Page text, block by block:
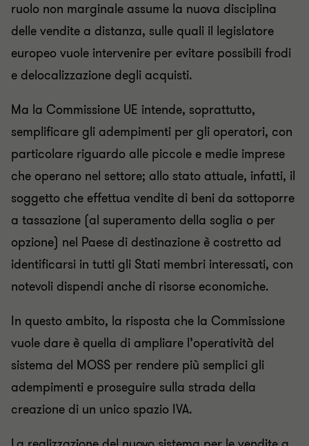
ruolo non marginale assume la nuova disciplina
delle vendite a distanza, sulle quali il legislatore
europeo vuole intervenire per evitare possibili frodi
e delocalizzazione degli acquisti.
Ma la Commissione UE intende, soprattutto,
semplificare gli adempimenti per gli operatori, con
particolare riguardo alle piccole e medie imprese
che operano nel settore; allo stato attuale, infatti, il
soggetto che effettua vendite di beni da sottoporre
a tassazione (al superamento della soglia o per
opzione) nel Paese di destinazione è costretto ad
identificarsi in tutti gli Stati membri interessati, con
notevoli dispendi anche di risorse economiche.
In questo ambito, la risposta che la Commissione
vuole dare è quella di ampliare l’operatività del
sistema del MOSS per rendere più semplici gli
adempimenti e proseguire sulla strada della
creazione di un unico spazio IVA.